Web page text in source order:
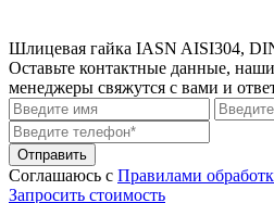
Шлицевая гайка IASN AISI304,
Оставьте контактные данные,
менеджеры свяжутся с вами и
Соглашаюсь с Правилами
Запросить стоимость